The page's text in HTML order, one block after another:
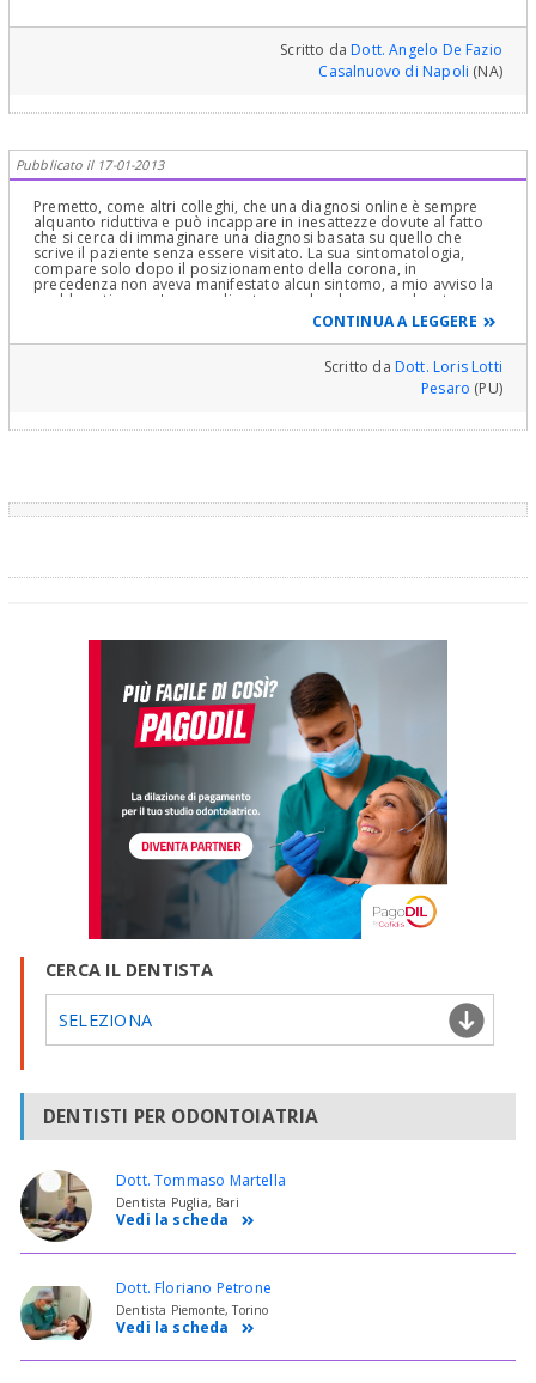
Scritto daDott. Angelo De Fazio
Casalnuovo di Napoli (NA)
Pubblicato il 17-01-2013
Premetto, come altri colleghi, che una diagnosi online è sempre
alquanto riduttiva e può incappare in inesattezze dovute al fatto
che si cerca di immaginare una diagnosi basata su quello che
scrive il paziente senza essere visitato. La sua sintomatologia,
compare solo dopo il posizionamento della corona, in
precedenza non aveva manifestato alcun sintomo, a mio avviso la
problematica puo' essere di natura occlusale ovvero dovuta a
come i suoi denti toccano insieme, in quanto non va sottovalutato
che il suo cervello non e' in grado di "sentire" una corona su un
impianto come invece percepisce una corona su un dente
naturale, non avendo il primo il legamento parodontale e questo
può scatenare una sintomatologia algica muscolare scatenata
magari da un piccolo precontatto, quindi le consiglierei anche io di
CONTINUA A LEGGERE
Scritto da Dott. Loris Lotti
Pesaro (PU)
CERCA IL DENTISTA
SELEZIONA
DENTISTI PER ODONTOIATRIA
Dott. Tommaso Martella
Dentista Puglia, Bari
Vedi la scheda
Dott. Floriano Petrone
Dentista Piemonte, Torino
Vedi la scheda